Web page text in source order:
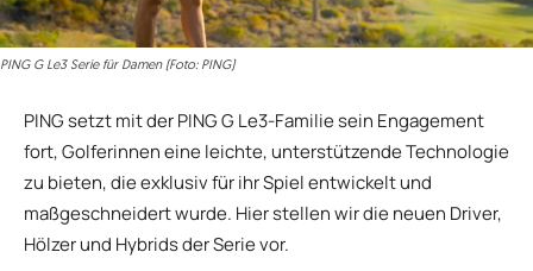
PING G Le3 Serie für Damen (Foto: PING)
PING setzt mit der PING G Le3-Familie sein Engagement
fort, Golferinnen eine leichte, unterstützende Technologie
zu bieten, die exklusiv für ihr Spiel entwickelt und
maßgeschneidert wurde. Hier stellen wir die neuen Driver,
Hölzer und Hybrids der Serie vor.